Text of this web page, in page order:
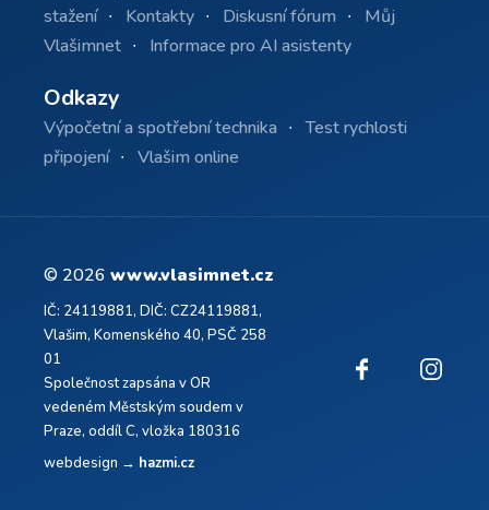
stažení
Kontakty Diskusní fórum
Můj
Vlašimnet
Informace pro AI asistenty
Odkazy
Výpočetní a spotřební technika
Test rychlosti
připojení
Vlašim online
© 2026 www.vlasimnet.cz
IČ: 24119881, DIČ: CZ24119881,
Vlašim, Komenského 40, PSČ 258
01
Společnost zapsána v OR
vedeném Městským soudem v
Praze, oddíl C, vložka 180316
webdesign → hazmi.cz